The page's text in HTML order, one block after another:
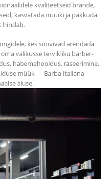
kvaliteetseid brände,
kasvatada müüki ja pakkuda
hindab.
kes soovivad arendada
valikusse tervikliku barber-
habemehooldus, raseerimine,
müük — Barba Italiana
aluse.